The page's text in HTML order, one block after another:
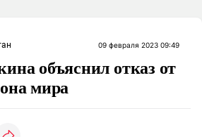
09 февраля 2023 09:49
объяснил отказ от
мира